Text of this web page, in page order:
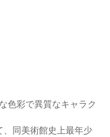
色彩で異質なキャラク
、同美術館史上最年少